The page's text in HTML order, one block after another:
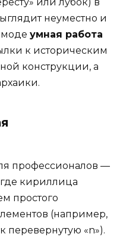
неуместно и
моде умная работа
к историческим
конструкции, а
профессионалов —
кириллица
простого
(например,
перевернутую «n»).